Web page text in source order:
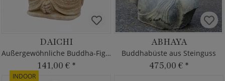
DAICHI
Außergewöhnliche Buddha-Figur
141,00 € *
ABHAYA
Buddhabüste aus Steinguss
475,00 € *
INDOOR